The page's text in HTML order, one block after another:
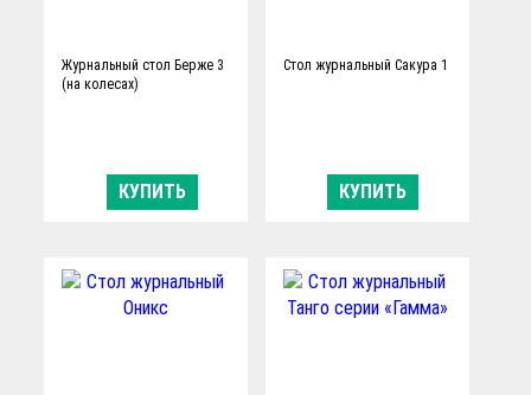
Журнальный стол Берже 3
(на колесах)
КУПИТЬ
Стол журнальный Сакура 1
КУПИТЬ